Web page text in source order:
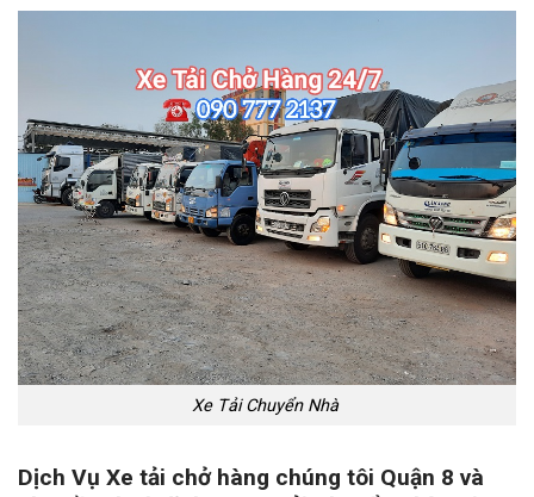
Xe Tải Chuyển Nhà
Dịch Vụ Xe tải chở hàng chúng tôi Quận 8 và